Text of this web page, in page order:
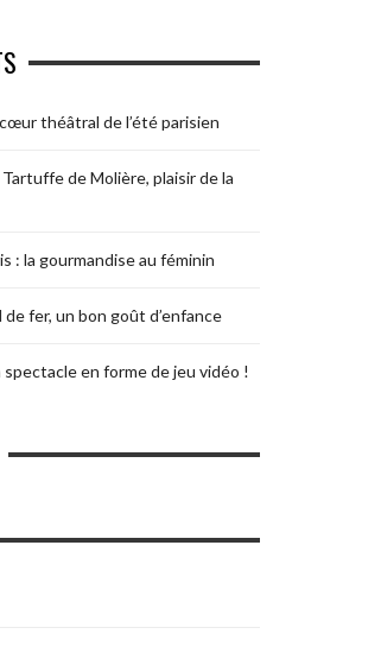
théâtral de l’été parisien
de Molière, plaisir de la
: la gourmandise au féminin
de fer, un bon goût d’enfance
en forme de jeu vidéo !